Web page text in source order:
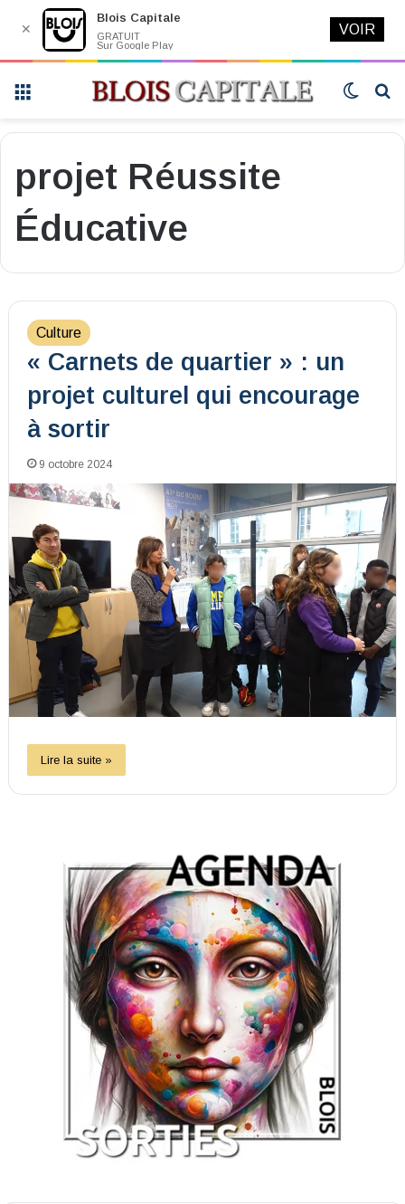
Switch
projet Réussite
Éducative
Culture
« Carnets de quartier » : un
projet culturel qui encourage
à sortir
9 octobre 2024
Lire la suite »
✕
Blois Capitale
GRATUIT
Sur Google Play
VOIR